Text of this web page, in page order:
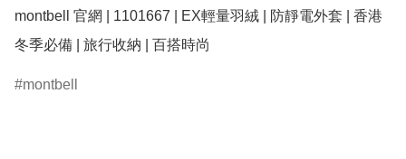
montbell 官網 | 1101667 | EX輕量羽絨 | 防靜電外套 | 香港
montbell